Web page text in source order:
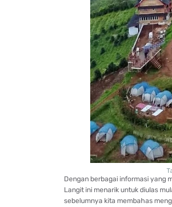
Dengan berbagai informasi yang
Langit ini menarik untuk diulas
sebelumnya kita membahas